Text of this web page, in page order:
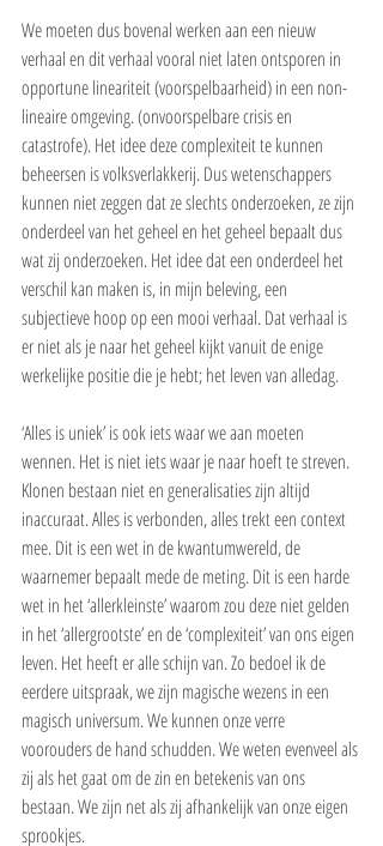
We moeten dus bovenal werken aan een nieuw
verhaal en dit verhaal vooral niet laten ontsporen in
opportune lineariteit (voorspelbaarheid) in een non-
lineaire omgeving. (onvoorspelbare crisis en
catastrofe). Het idee deze complexiteit te kunnen
beheersen is volksverlakkerij. Dus wetenschappers
kunnen niet zeggen dat ze slechts onderzoeken, ze zijn
onderdeel van het geheel en het geheel bepaalt dus
wat zij onderzoeken. Het idee dat een onderdeel het
verschil kan maken is, in mijn beleving, een
subjectieve hoop op een mooi verhaal. Dat verhaal is
er niet als je naar het geheel kijkt vanuit de enige
werkelijke positie die je hebt; het leven van alledag.
‘Alles is uniek’ is ook iets waar we aan moeten
wennen. Het is niet iets waar je naar hoeft te streven.
Klonen bestaan niet en generalisaties zijn altijd
inaccuraat. Alles is verbonden, alles trekt een context
mee. Dit is een wet in de kwantumwereld, de
waarnemer bepaalt mede de meting. Dit is een harde
wet in het ‘allerkleinste’ waarom zou deze niet gelden
in het ‘allergrootste’ en de ‘complexiteit’ van ons eigen
leven. Het heeft er alle schijn van. Zo bedoel ik de
eerdere uitspraak, we zijn magische wezens in een
magisch universum. We kunnen onze verre
voorouders de hand schudden. We weten evenveel als
zij als het gaat om de zin en betekenis van ons
bestaan. We zijn net als zij afhankelijk van onze eigen
sprookjes.